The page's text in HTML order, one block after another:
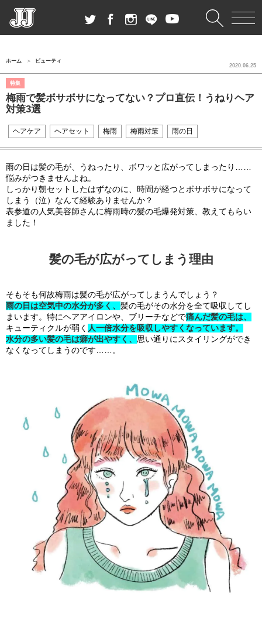
ホーム ビューティ
特集
梅雨で髪ボサボサになってない？プロ直伝！うねりヘア
対策3選
2020.06.25
ヘアケア ヘアセット 梅雨 梅雨対策 雨の日
雨の日は髪の毛が、うねったり、ボワッと広がってしまったり……
悩みがつきませんよね。
しっかり朝セットしたはずなのに、時間が経つとボサボサになって
しまう（泣）なんて経験ありませんか？
表参道の人気美容師さんに梅雨時の髪の毛爆発対策、教えてもらい
ました！
髪の毛が広がってしまう理由
そもそも何故梅雨は髪の毛が広がってしまうんでしょう？
雨の日は空気中の水分が多く、 髪の毛がその水分を全て吸収してし
まいます。特にヘアアイロンや、ブリーチなどで痛んだ髪の毛は、
キューティクルが弱く 人一倍水分を吸収しやすくなっています。
水分の多い髪の毛は癖が出やすく、 思い通りにスタイリングができ
なくなってしまうのです……。